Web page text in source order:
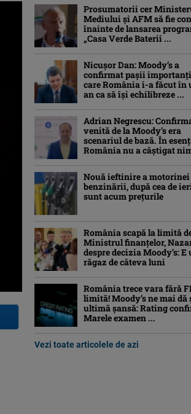
Prosumatorii cer
Mediului și AFM să fie
înainte de lansarea
„Casa Verde Baterii ...
Nicușor Dan: Moody’s a
confirmat pașii
care România i-a făcut
an ca să își echilibreze ...
Adrian Negrescu:
venită de la Moody’s era
scenariul de bază. În
România nu a câştigat
Nouă ieftinire a
benzinării, după cea de
sunt acum prețurile
România scapă la limită
Ministrul finanțelor,
despre decizia Moody’s: E
răgaz de câteva luni
România trece vara fără
limită! Moody’s ne mai dă
ultimă șansă: Rating
Marele examen ...
Vezi toate articolele de azi